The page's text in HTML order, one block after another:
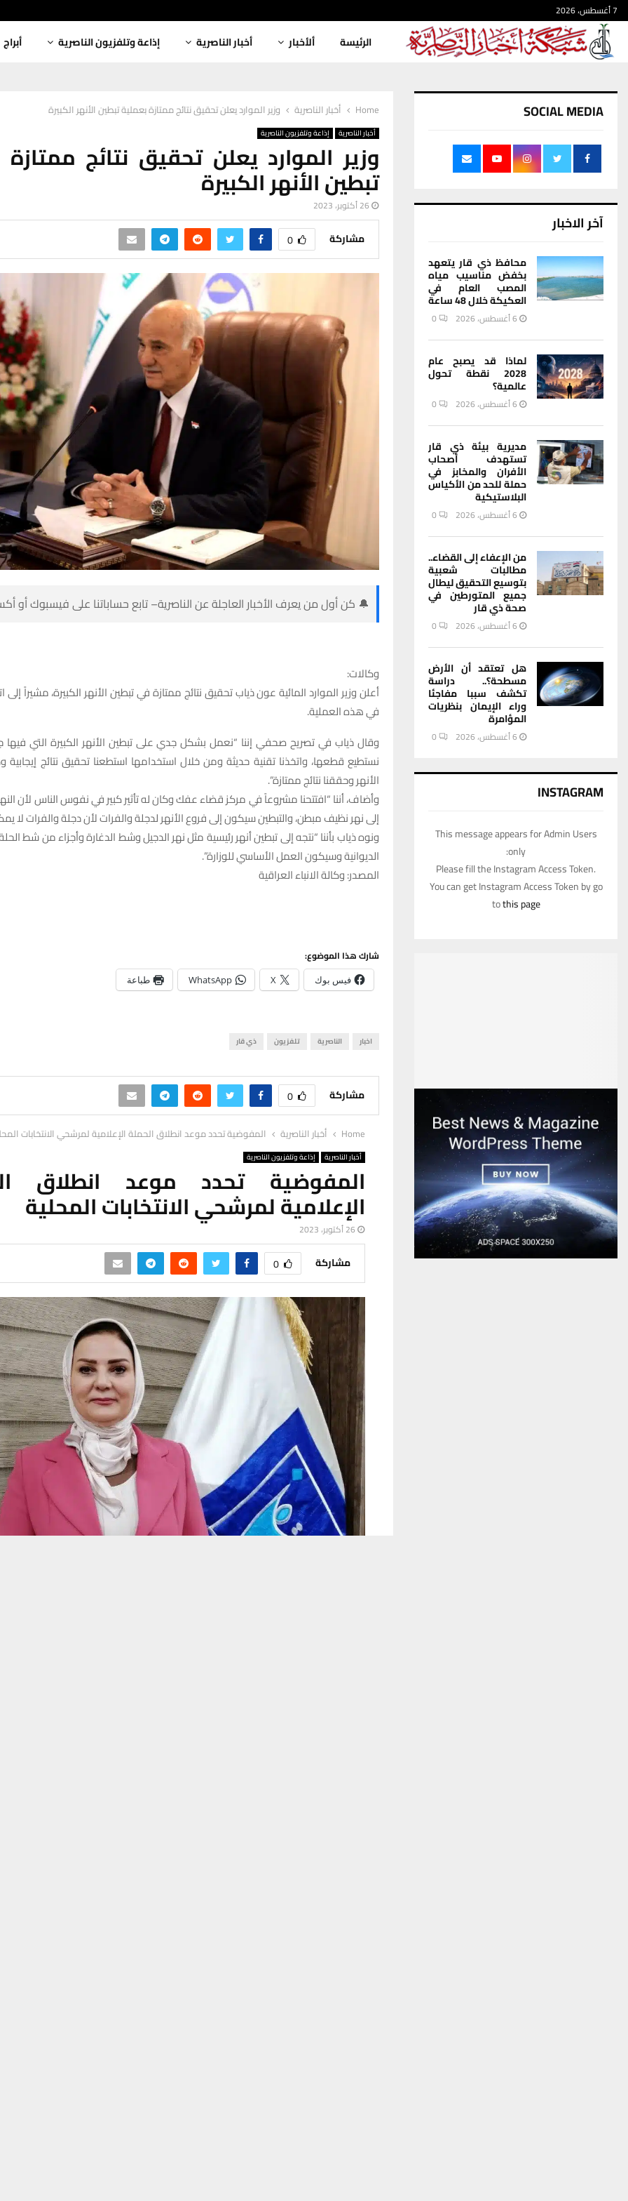
7 أغسطس، 2026
الرئيسة ألأخبار أخبار الناصرية إذاعة وتلفزيون الناصرية أبراج
Home أخبار الناصرية وزير الموارد يعلن تحقيق نتائج ممتازة بعملية تبطين الأنهر الكبيرة
أخبار الناصرية إذاعة وتلفزيون الناصرية
وزير الموارد يعلن تحقيق نتائج
تبطين الأنهر الكبيرة
26 أكتوبر، 2023
مشاركة 0
🔔 كن أول من يعرف الأخبار العاجلة عن الناصرية– تابع حساباتنا على فيسبوك أو
وكالات:
أعلن وزير الموارد المائية عون ذياب تحقيق نتائج ممتازة في تبطين الأنهر الكبيرة، مشيراً إلى
في هذه العملية.
وقال ذياب في تصريح صحفي إننا “نعمل بشكل جدي على تبطين الأنهر الكبيرة التي فيها
نستطيع قطعها، واتخذنا تقنية حديثة ومن خلال استخدامها استطعنا تحقيق نتائج إيجابية
الأنهر وحققنا نتائج ممتازة”.
وأضاف، أننا “افتتحنا مشروعاً في مركز قضاء عفك وكان له تأثير كبير في نفوس الناس لأن
إلى نهر نظيف مبطن، والتبطين سيكون إلى فروع الأنهر لدجلة والفرات لأن دجلة والفرات لا
ونوه ذياب بأننا “نتجه إلى تبطين أنهر رئيسية مثل نهر الدجيل وشط الدغارة وأجزاء من شط
الديوانية وسيكون العمل الأساسي للوزارة”.
المصدر: وكالة الانباء العراقية
شارك هذا الموضوع:
فيس بوك X
WhatsApp طباعة
اخبار الناصرية تلفزيون ذي قار
مشاركة 0
Home أخبار الناصرية المفوضية تحدد موعد انطلاق الحملة الإعلامية لمرشحي الانتخابات
أخبار الناصرية إذاعة وتلفزيون الناصرية
المفوضية تحدد موعد انطلاق
الإعلامية لمرشحي الانتخابات المحلية
26 أكتوبر، 2023
مشاركة 0
SOCIAL MEDIA
آخر الاخبار
محافظ ذي قار يتعهد
بخفض مناسيب مياه
المصب العام في
العكيكة خلال 48 ساعة
6 أغسطس، 2026 0
لماذا قد يصبح عام
2028 نقطة تحول
عالمية؟
6 أغسطس، 2026 0
مديرية بيئة ذي قار
تستهدف أصحاب
الأفران والمخابز في
حملة للحد من الأكياس
البلاستيكية
6 أغسطس، 2026 0
من الإعفاء إلى القضاء..
مطالبات شعبية
بتوسيع التحقيق ليطال
جميع المتورطين في
صحة ذي قار
6 أغسطس، 2026 0
هل تعتقد أن الأرض
مسطحة؟.. دراسة
تكشف سببا مفاجئا
وراء الإيمان بنظريات
المؤامرة
6 أغسطس، 2026 0
INSTAGRAM
This message appears for Admin Users
only:
Please fill the Instagram Access Token.
You can get Instagram Access Token by go
tothis page